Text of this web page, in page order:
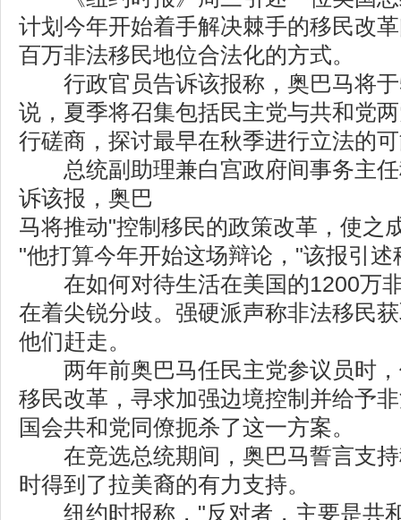
计划今年开始着手解决棘手的移民改
百万非法移民地位合法化的方式。
行政官员告诉该报称，奥巴马将于
说，夏季将召集包括民主党与共和党
行磋商，探讨最早在秋季进行立法的
总统副助理兼白宫政府间事务主任
诉该报，奥巴
马将推动"控制移民的政策改革，使之
"他打算今年开始这场辩论，"该报引
在如何对待生活在美国的1200万
在着尖锐分歧。强硬派声称非法移民
他们赶走。
两年前奥巴马任民主党参议员时，
移民改革，寻求加强边境控制并给予
国会共和党同僚扼杀了这一方案。
在竞选总统期间，奥巴马誓言支持
时得到了拉美裔的有力支持。
纽约时报称，"反对者，主要是共